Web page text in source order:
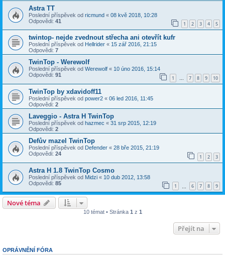
Astra TT
Poslední příspěvek od ricmund « 08 kvě 2018, 10:28
Odpovědi: 41 1 2 3 4 5
twintop- nejde zvednout střecha ani otevřít kufr
Poslední příspěvek od Hellrider « 15 zář 2016, 21:15
Odpovědi: 7
TwinTop - Werewolf
Poslední příspěvek od Werewolf « 10 úno 2016, 15:14
Odpovědi: 91 1 … 7 8 9 10
TwinTop by xdavidoff11
Poslední příspěvek od power2 « 06 led 2016, 11:45
Odpovědi: 2
Laveggio - Astra H TwinTop
Poslední příspěvek od hazmec « 31 srp 2015, 12:19
Odpovědi: 2
Defův mazel TwinTop
Poslední příspěvek od Defender « 28 bře 2015, 21:19
Odpovědi: 24 1 2 3
Astra H 1.8 TwinTop Cosmo
Poslední příspěvek od Midzi « 10 dub 2012, 13:58
Odpovědi: 85 1 6 7 8 9
Nové téma
10 témat • Stránka 1 z 1
Přejít na
OPRÁVNĚNÍ FÓRA